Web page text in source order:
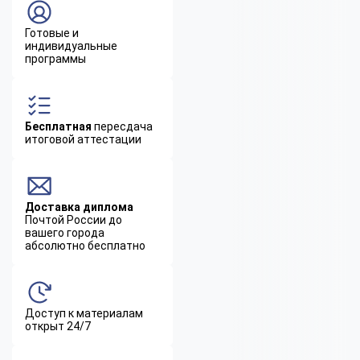
Готовые и
индивидуальные
программы
Бесплатная пересдача
итоговой аттестации
Доставка диплома
Почтой России до
вашего города
абсолютно бесплатно
Доступ к материалам
открыт 24/7